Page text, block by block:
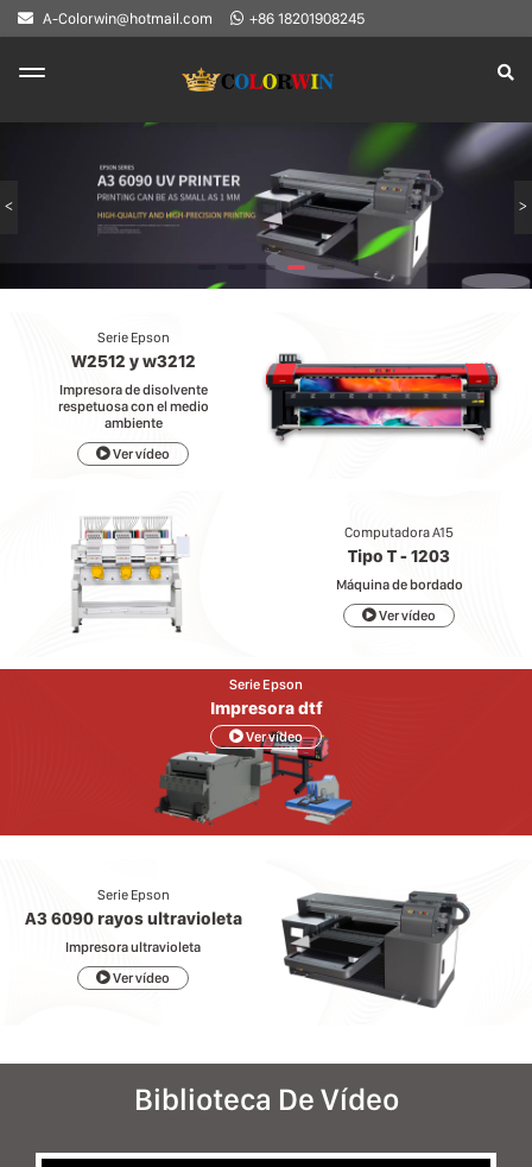
A-Colorwin@hotmail.com +86 18201908245
Serie Epson
W2512 y w3212
Impresora de disolvente
respetuosa con el medio
ambiente
Ver vídeo
Computadora A15
Tipo T - 1203
Máquina de bordado
Ver vídeo
Serie Epson
Impresora dtf
Ver vídeo
Serie Epson
A3 6090 rayos ultravioleta
Impresora ultravioleta
Ver vídeo
Biblioteca De Vídeo